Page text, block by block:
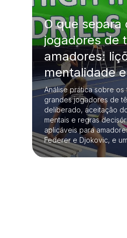
O que separa
jogadores de
amadores:
mentalidade
Análise prática sobre
grandes jogadores de
deliberado, aceitação
mentais e regras
aplicáveis para
Federer e Djokovic, e